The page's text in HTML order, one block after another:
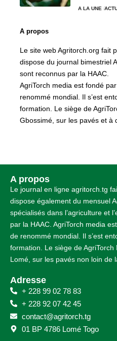
A LA UNE
A propos
Le site web Agritorch.org fait
dispose du journal bimestriel
sont reconnus par la HAAC.
AgriTorch media est fondé
renommé mondial. Il s’est
formation. Le siège de
Gbossimé, sur les pavés et à
A propos
Le journal en ligne agritorch.tg
dispose également du mensuel
spécialisés dans l’agriculture et
par la HAAC. AgriTorch media
de renommé mondial. Il s’est
formation. Le siège de
Lomé, sur les pavés non loin de
Adresse
+ 228 99 02 78 83
+ 228 92 07 42 45
contact@agritorch.tg
01 BP 4786 Lomé Togo